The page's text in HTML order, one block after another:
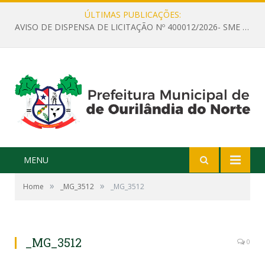
ÚLTIMAS PUBLICAÇÕES:
AVISO DE DISPENSA DE LICITAÇÃO Nº 400012/2026- SME – CONTRATAÇÃO DE EMPRESA ESPECIALIZADA PARA LOCAÇÃO DE ÔNIBUS EXECUTIVO COM CAPACIDADE DE 60 (SESSENTA) POLTRONAS, PARA TRANSPORTAR PROFESSORES RESPONSÁVEIS E ALUNOS PARA BRASÍLIA, COM SAÍDA DIA 10/08/2026 E RETORNO DIA 14/08/2026
MENU
Home » _MG_3512 » _MG_3512
_MG_3512 0